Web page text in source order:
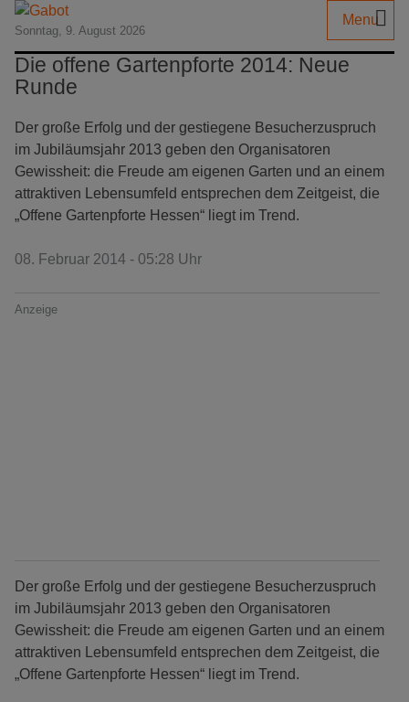
Sonntag, 9. August 2026
Menu
Die offene Gartenpforte 2014: Neue
Runde
Der große Erfolg und der gestiegene Besucherzuspruch
im Jubiläumsjahr 2013 geben den Organisatoren
Gewissheit: die Freude am eigenen Garten und an einem
attraktiven Lebensumfeld entsprechen dem Zeitgeist, die
„Offene Gartenpforte Hessen“ liegt im Trend.
08. Februar 2014 - 05:28 Uhr
Anzeige
Der große Erfolg und der gestiegene Besucherzuspruch
im Jubiläumsjahr 2013 geben den Organisatoren
Gewissheit: die Freude am eigenen Garten und an einem
attraktiven Lebensumfeld entsprechen dem Zeitgeist, die
„Offene Gartenpforte Hessen“ liegt im Trend.